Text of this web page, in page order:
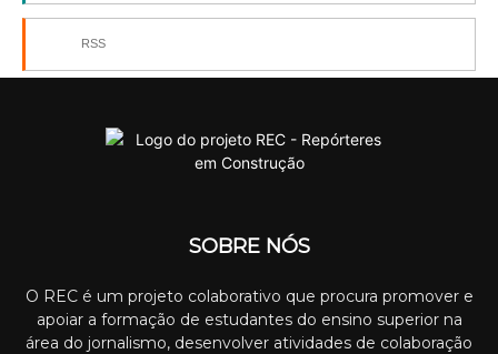
RSS
SOBRE NÓS
O REC é um projeto colaborativo que procura promover e
apoiar a formação de estudantes do ensino superior na
área do jornalismo, desenvolver atividades de colaboração